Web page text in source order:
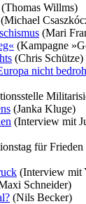
Willms)
(Michael
(Mari
(Kampagne
(Chris Schütze)
nicht
(Janka Kluge)
(Interview mit
für
(Interview mit
Schneider)
(Nils Becker)